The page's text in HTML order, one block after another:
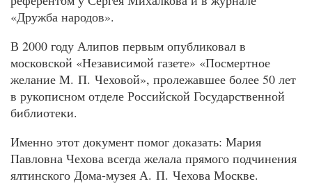
«Дружба народов».
В 2000 году Алипов первым опубликовал в
московской «Независимой газете» «Посмертное
желание М. П. Чеховой», пролежавшее более 50 лет
в рукописном отделе Российской Государственной
библиотеки.
Именно этот документ помог доказать: Мария
Павловна Чехова всегда желала прямого подчинения
ялтинского Дома-музея А. П. Чехова Москве.